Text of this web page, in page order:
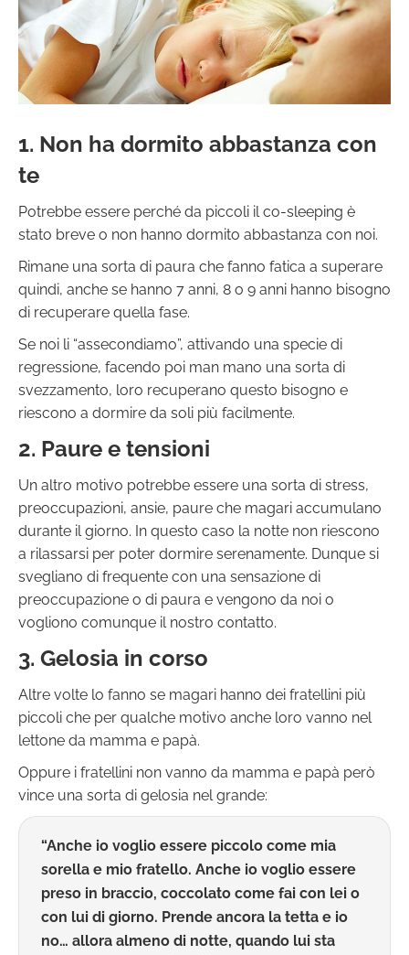
1. Non ha dormito abbastanza con
te
Potrebbe essere perché da piccoli il co-sleeping è
stato breve o non hanno dormito abbastanza con noi.
Rimane una sorta di paura che fanno fatica a superare
quindi, anche se hanno 7 anni, 8 o 9 anni hanno bisogno
di recuperare quella fase.
Se noi li “assecondiamo”, attivando una specie di
regressione, facendo poi man mano una sorta di
svezzamento, loro recuperano questo bisogno e
riescono a dormire da soli più facilmente.
2. Paure e tensioni
Un altro motivo potrebbe essere una sorta di stress,
preoccupazioni, ansie, paure che magari accumulano
durante il giorno. In questo caso la notte non riescono
a rilassarsi per poter dormire serenamente. Dunque si
svegliano di frequente con una sensazione di
preoccupazione o di paura e vengono da noi o
vogliono comunque il nostro contatto.
3. Gelosia in corso
Altre volte lo fanno se magari hanno dei fratellini più
piccoli che per qualche motivo anche loro vanno nel
lettone da mamma e papà.
Oppure i fratellini non vanno da mamma e papà però
vince una sorta di gelosia nel grande:
“Anche io voglio essere piccolo come mia
sorella e mio fratello. Anche io voglio essere
preso in braccio, coccolato come fai con lei o
con lui di giorno. Prende ancora la tetta e io
no… allora almeno di notte, quando lui sta